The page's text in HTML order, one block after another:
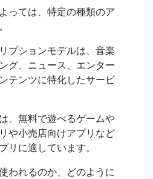
っては、特定の種類のア
プションモデルは、音楽
グ、ニュース、エンター
テンツに特化したサービ
、無料で遊べるゲームや
や小売店向けアプリなど
リに適しています。
われるのか、どのように